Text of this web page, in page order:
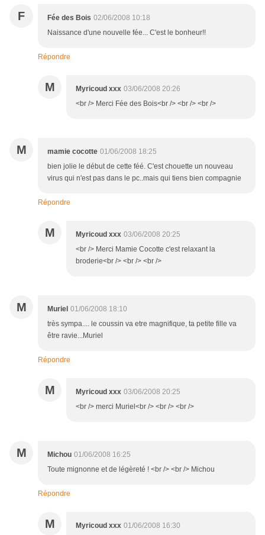
F Fée des Bois 02/06/2008 10:18
Naissance d'une nouvelle fée... C'est le bonheur!!
Répondre
M Myricoud xxx 03/06/2008 20:26
<br /> Merci Fée des Bois<br /> <br /> <br />
M mamie cocotte 01/06/2008 18:25
bien jolie le début de cette féé. C'est chouette un nouveau
virus qui n'est pas dans le pc..mais qui tiens bien compagnie
Répondre
M Myricoud xxx 03/06/2008 20:25
<br /> Merci Mamie Cocotte c'est relaxant la
broderie<br /> <br /> <br />
M Muriel 01/06/2008 18:10
très sympa.... le coussin va etre magnifique, ta petite fille va
être ravie...Muriel
Répondre
M Myricoud xxx 03/06/2008 20:25
<br /> merci Muriel<br /> <br /> <br />
M Michou 01/06/2008 16:25
Toute mignonne et de légèreté ! <br /> <br /> Michou
Répondre
M Myricoud xxx 01/06/2008 16:30